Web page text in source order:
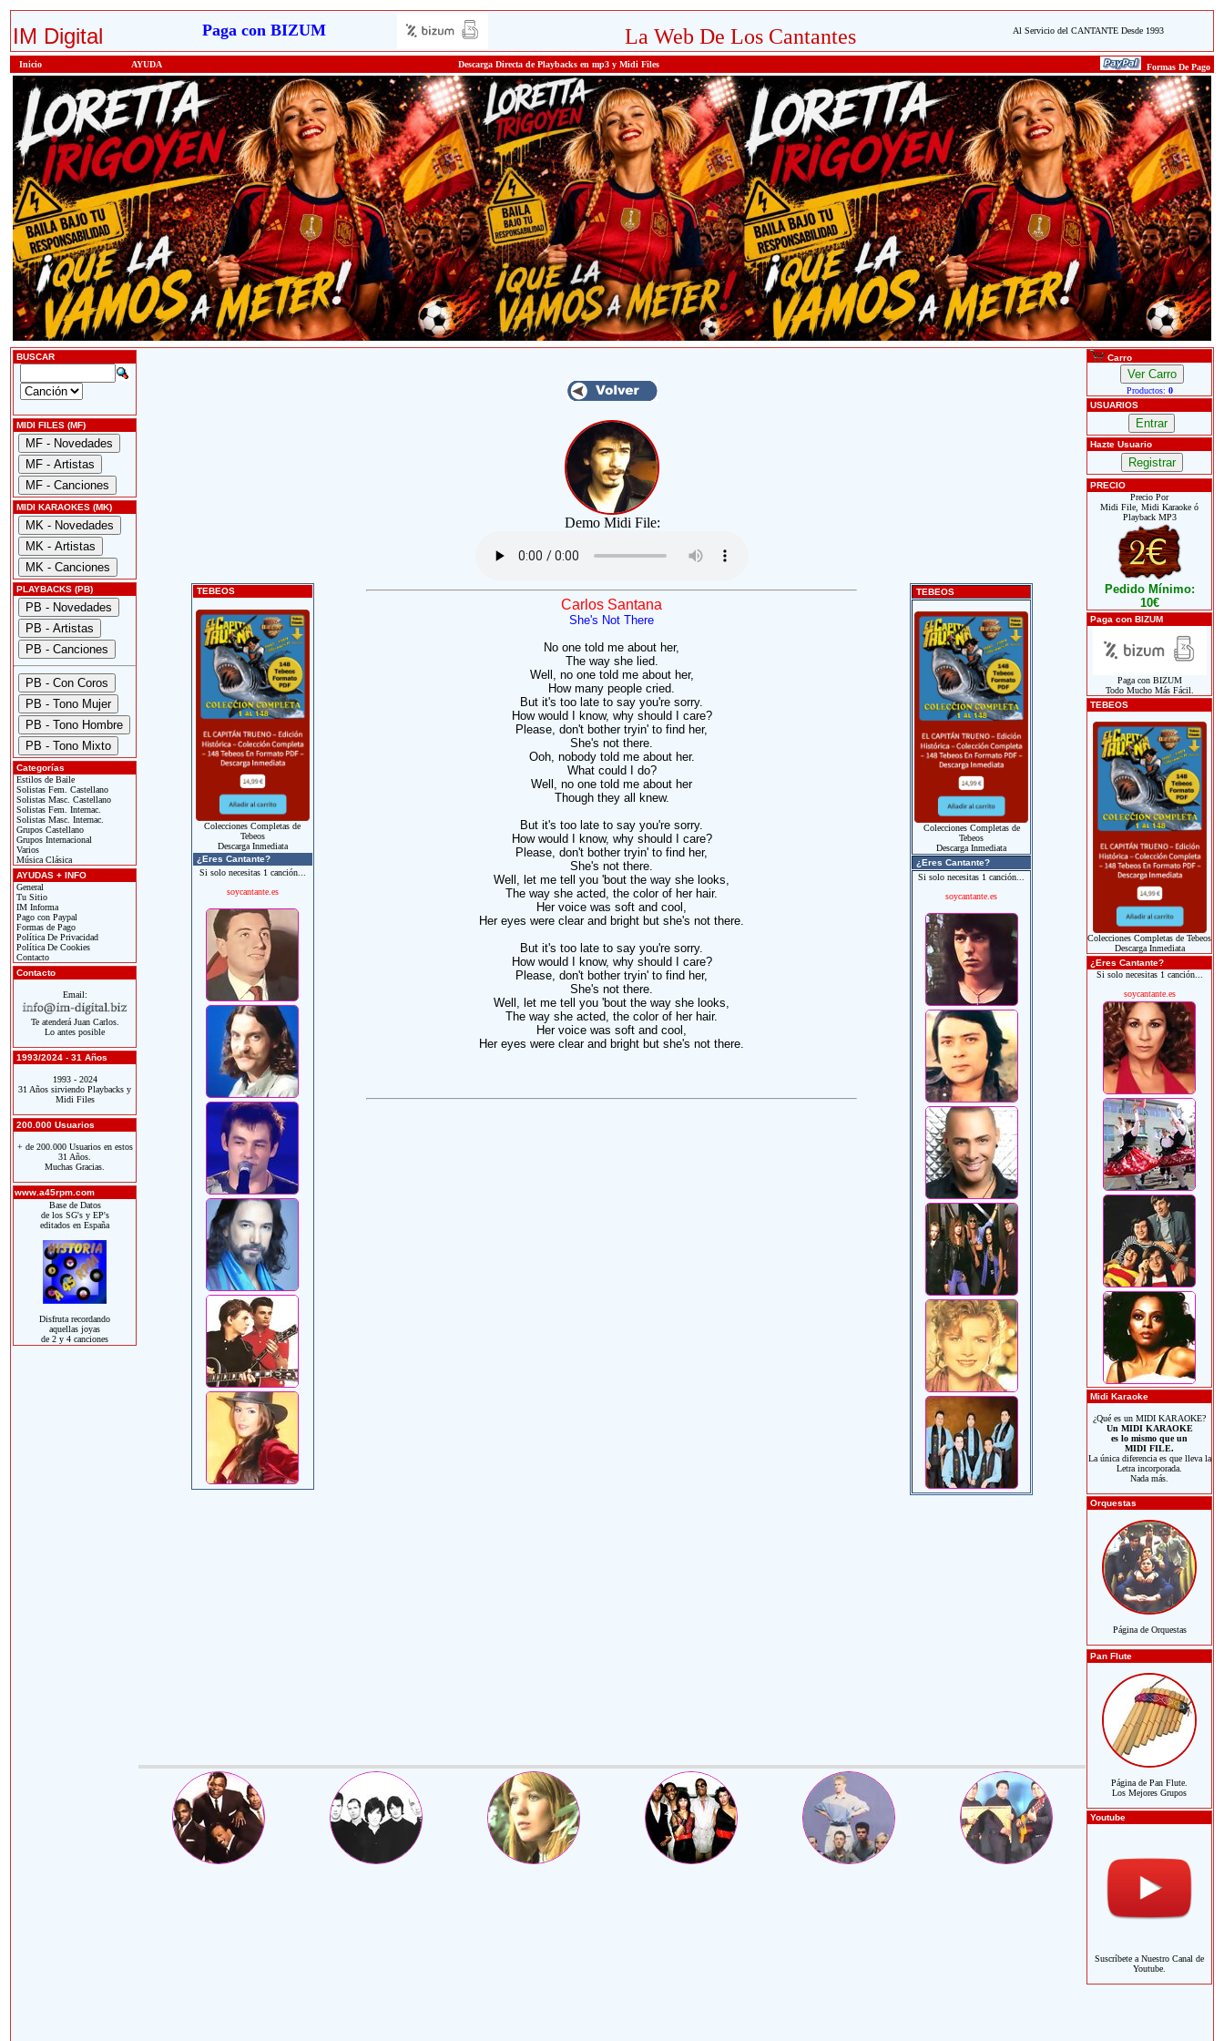
IM Digital Paga con BIZUM La Web De Los Cantantes Al Servicio del CANTANTE Desde 1993
Inicio AYUDA Descarga Directa de Playbacks en mp3 y Midi Files Formas De Pago
BUSCAR
MIDI FILES (MF)
MIDI KARAOKES (MK)
PLAYBACKS (PB)
Categorías
Estilos de Baile
Solistas Fem. Castellano
Solistas Masc. Castellano
Solistas Fem. Internac.
Solistas Masc. Internac.
Grupos Castellano
Grupos Internacional
Varios
Música Clásica
AYUDAS + INFO
General
Tu Sitio
IM Informa
Pago con Paypal
Formas de Pago
Política De Privacidad
Política De Cookies
Contacto
Contacto
Email:
Te atenderá Juan Carlos.
Lo antes posible
1993/2024 - 31 Años
1993 - 2024
31 Años sirviendo Playbacks y
Midi Files
200.000 Usuarios
+ de 200.000 Usuarios en estos
31 Años.
Muchas Gracias.
www.a45rpm.com
Base de Datos
de los SG's y EP's
editados en España
Disfruta recordando
aquellas joyas
de 2 y 4 canciones
Demo Midi File:
TEBEOS
Colecciones Completas de
Tebeos
Descarga Inmediata
¿Eres Cantante?
Si solo necesitas 1 canción...
soycantante.es
Carlos Santana
She's Not There
No one told me about her,
The way she lied.
Well, no one told me about her,
How many people cried.
But it's too late to say you're sorry.
How would I know, why should I care?
Please, don't bother tryin' to find her,
She's not there.
Ooh, nobody told me about her.
What could I do?
Well, no one told me about her
Though they all knew.
But it's too late to say you're sorry.
How would I know, why should I care?
Please, don't bother tryin' to find her,
She's not there.
Well, let me tell you 'bout the way she looks,
The way she acted, the color of her hair.
Her voice was soft and cool,
Her eyes were clear and bright but she's not there.
But it's too late to say you're sorry.
How would I know, why should I care?
Please, don't bother tryin' to find her,
She's not there.
Well, let me tell you 'bout the way she looks,
The way she acted, the color of her hair.
Her voice was soft and cool,
Her eyes were clear and bright but she's not there.
TEBEOS
Colecciones Completas de
Tebeos
Descarga Inmediata
¿Eres Cantante?
Si solo necesitas 1 canción...
soycantante.es
Carro
Productos: 0
USUARIOS
Hazte Usuario
PRECIO
Precio Por
Midi File, Midi Karaoke ó
Playback MP3
Pedido Mínimo:
10€
Paga con BIZUM
Paga con BIZUM
Todo Mucho Más Fácil.
TEBEOS
Colecciones Completas de Tebeos
Descarga Inmediata
¿Eres Cantante?
Si solo necesitas 1 canción...
soycantante.es
Midi Karaoke
¿Qué es un MIDI KARAOKE?
Un MIDI KARAOKE
es lo mismo que un
MIDI FILE.
La única diferencia es que lleva la
Letra incorporada.
Nada más.
Orquestas
Página de Orquestas
Pan Flute
Página de Pan Flute.
Los Mejores Grupos
Youtube
Suscríbete a Nuestro Canal de
Youtube.